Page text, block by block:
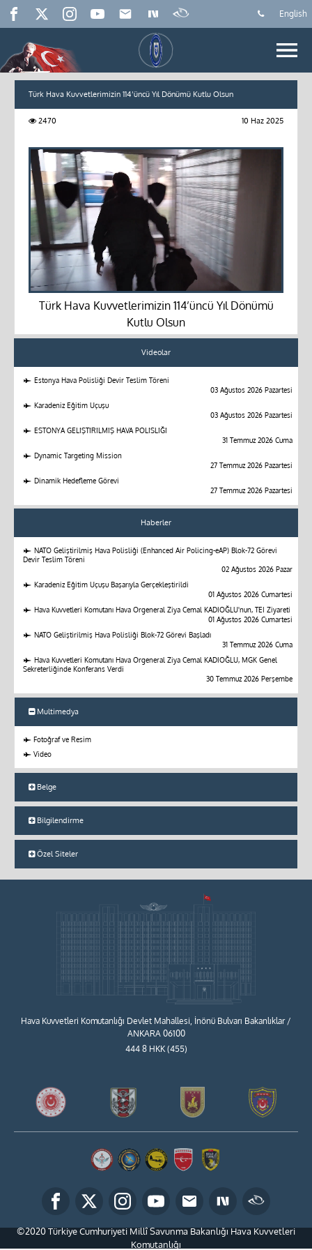
English
Türk Hava Kuvvetlerimizin 114’üncü Yıl Dönümü Kutlu Olsun
2470 10 Haz 2025
Türk Hava Kuvvetlerimizin 114’üncü Yıl Dönümü
Kutlu Olsun
Videolar
Estonya Hava Polisliği Devir Teslim Töreni
03 Ağustos 2026 Pazartesi
Karadeniz Eğitim Uçuşu
03 Ağustos 2026 Pazartesi
ESTONYA GELİŞTİRİLMİŞ HAVA POLİSLİĞİ
31 Temmuz 2026 Cuma
Dynamic Targeting Mission
27 Temmuz 2026 Pazartesi
Dinamik Hedefleme Görevi
27 Temmuz 2026 Pazartesi
Haberler
NATO Geliştirilmiş Hava Polisliği (Enhanced Air Policing-eAP) Blok-72 Görevi
Devir Teslim Töreni
02 Ağustos 2026 Pazar
Karadeniz Eğitim Uçuşu Başarıyla Gerçekleştirildi
01 Ağustos 2026 Cumartesi
Hava Kuvvetleri Komutanı Hava Orgeneral Ziya Cemal KADIOĞLU'nun, TEI Ziyareti
01 Ağustos 2026 Cumartesi
NATO Geliştirilmiş Hava Polisliği Blok-72 Görevi Başladı
31 Temmuz 2026 Cuma
Hava Kuvvetleri Komutanı Hava Orgeneral Ziya Cemal KADIOĞLU, MGK Genel
Sekreterliğinde Konferans Verdi
30 Temmuz 2026 Perşembe
Multimedya
Fotoğraf ve Resim
Video
Belge
Bilgilendirme
Özel Siteler
Hava Kuvvetleri Komutanlığı Devlet Mahallesi, İnönü Bulvarı Bakanlıklar /
ANKARA 06100
444 8 HKK (455)
©2020 Türkiye Cumhuriyeti Millî Savunma Bakanlığı Hava Kuvvetleri
Komutanlığı